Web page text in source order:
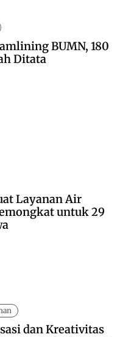
BUMN, 180
Ditata
Layanan Air
untuk 29
dan Kreativitas